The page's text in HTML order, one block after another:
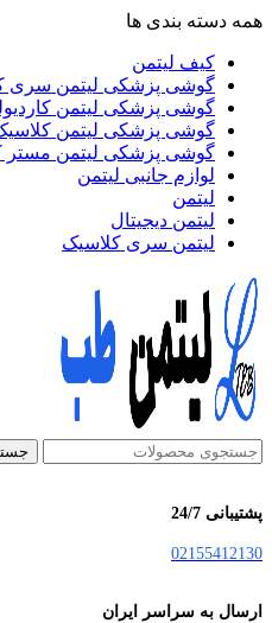
همه دسته بندی ها
کیف لیتمن
گوشی پزشکی لیتمن سری
گوشی پزشکی لیتمن
گوشی پزشکی لیتمن کلاسیک
گوشی پزشکی لیتمن مستر
لوازم جانبی لیتمن
لیتمن
لیتمن دیجیتال
لیتمن سری کلاسیک
پشتیبانی 24/7
02155412130
ارسال به سراسر ایران